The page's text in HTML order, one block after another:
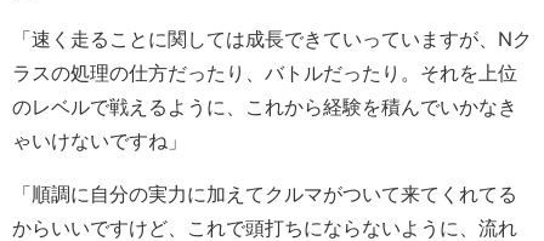
「速く走ることに関しては成長できていっていますが、Nク
ラスの処理の仕方だったり、バトルだったり。それを上位
のレベルで戦えるように、これから経験を積んでいかなき
ゃいけないですね」
「順調に自分の実力に加えてクルマがついて来てくれてる
からいいですけど、これで頭打ちにならないように、流れ